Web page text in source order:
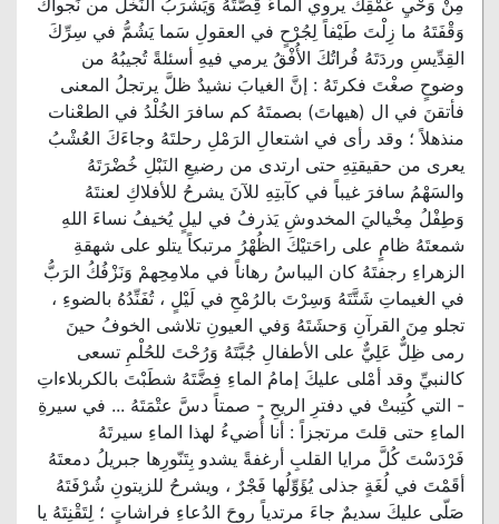
مِنْ وَحْيِ عُمْقِكَ يروي الماءُ قِصَّتَهُ وَيَشْرَبُ النَخْلُ من نَجواكَ
وَقْفَتَهُ ما زِلْتَ طَيْفاً لِجُرْحٍ في العقولِ سَما يَشُمُّ في سِرِّكَ
القِدِّيسِ وردَتَهُ فُراتُكَ الأُفْقُ يرمي فيهِ أسئلةً تُجيبُهُ من
وضوحٍ صغْتَ فكرتَهُ : إنَّ الغيابَ نشيدٌ ظلَّ يرتجلُ المعنى
فأتقنَ في ال (هيهاتَ) بصمتَهُ كم سافرَ الخُلْدُ في الطعْنات
منذهلاً ؛ وقد رأى في اشتعالِ الرَمْلِ رحلتَهُ وجاءَكَ العُشْبُ
يعرى من حقيقتِهِ حتى ارتدى من رضيعِ النَبْلِ خُضْرَتَهُ
والسَهْمُ سافرَ غيباً في كآبتِهِ للآنَ يشرحُ للأفلاكِ لعنتَهُ
وَطِفْلُ مِخْياليَ المخدوشِ يَذرفُ في ليلٍ يُخيفُ نساءَ اللهِ
شمعتَهُ ظامٍ على راحَتيْكَ الظُهْرُ مرتبكاً يتلو على شهقةِ
الزهراءِ رجفتَهُ كان اليباسُ رهاناً في ملامِحِهمْ وَنَزْفُكُ الرَبُّ
في الغيماتِ شَتَّتَهُ وَسِرْتَ بالرُمْحِ في لَيْلٍ ، تُفَنِّدُهُ بالضوءِ ،
تجلو مِنَ القرآنِ وَحشَتَهُ وَفي العيونِ تلاشى الخوفُ حينَ
رمى ظِلٌّ عَلِيٌّ على الأطفالِ جُبَّتَهُ وَرُحْتَ للحُلْمِ تسعى
كالنبيِّ وقد أمْلى عليكَ إمامُ الماءِ فِضَّتَهُ شطَبْتَ بالكربلاءاتِ
- التي كُتِبتْ في دفترِ الريحِ - صمتاً دسَّ عتْمَتَهُ ... في سيرةِ
الماءِ حتى قلتَ مرتجزاً : أنا أُضيءُ لهذا الماءِ سيرتَهُ
فَرْدَسْتَ كُلَّ مرايا القلبِ أرغفةً يشدو بِتَنّورِها جبريلُ دمعتَهُ
أقَمْتَ في لُغَةٍ جذلى يُؤَوِّلُها فَجْرٌ ، ويشرحُ للزيتونِ شُرْفَتَهُ
صَلّى عليكَ سديمٌ جاءَ مرتدياً روحَ الدُعاءِ فراشاتٍ ؛ لِتَقْنِتَهُ يا